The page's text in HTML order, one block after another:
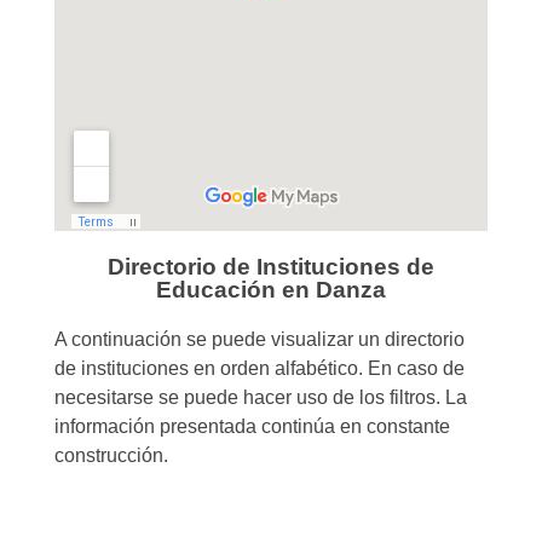
Directorio de Instituciones de
Educación en Danza
A continuación se puede visualizar un directorio
de instituciones en orden alfabético. En caso de
necesitarse se puede hacer uso de los filtros. La
información presentada continúa en constante
construcción.